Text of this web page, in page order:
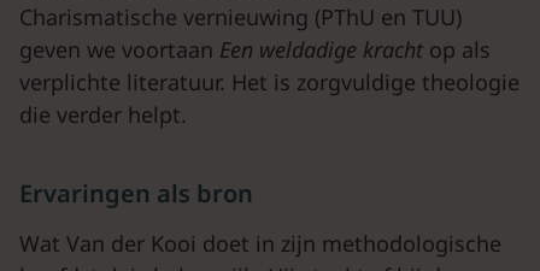
Charismatische vernieuwing (PThU en TUU)
geven we voortaan Een weldadige kracht op als
verplichte literatuur. Het is zorgvuldige theologie
die verder helpt.
Ervaringen als bron
Wat Van der Kooi doet in zijn methodologische